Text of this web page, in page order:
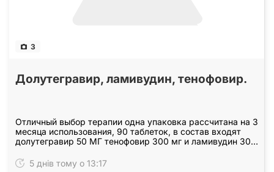
3
Долутегравир, ламивудин, тенофовир.
Отличный выбор терапии одна упаковка рассчитана на 3
месяца использования, 90 таблеток, в состав входят
долутегравир 50 МГ тенофовир 300 мг и ламивудин 300
5 днів тому о 13:17